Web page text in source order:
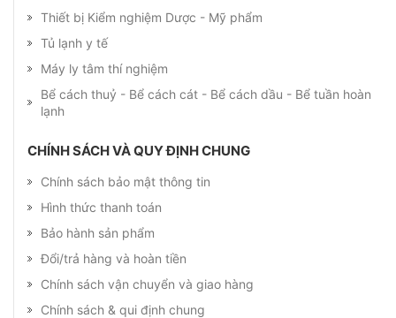
Thiết bị Kiểm nghiệm Dược - Mỹ phẩm
Tủ lạnh y tế
Máy ly tâm thí nghiệm
Bể cách thuỷ - Bể cách cát - Bể cách dầu - Bể tuần hoàn
lạnh
CHÍNH SÁCH VÀ QUY ĐỊNH CHUNG
Chính sách bảo mật thông tin
Hình thức thanh toán
Bảo hành sản phẩm
Đổi/trả hàng và hoàn tiền
Chính sách vận chuyển và giao hàng
Chính sách & qui định chung